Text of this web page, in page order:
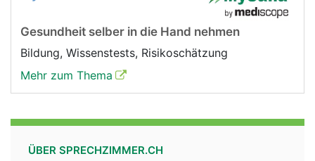
Gesundheit selber in die Hand nehmen
Bildung, Wissenstests, Risikoschätzung
Mehr zum Thema
ÜBER SPRECHZIMMER.CH